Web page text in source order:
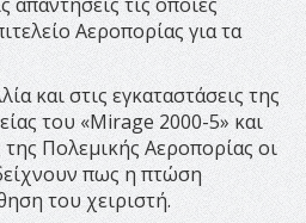
Αεροπορίας για τα
και στις εγκαταστάσεις της
του «Mirage 2000-5» και
Πολεμικής Αεροπορίας οι
πως η πτώση
του χειριστή.